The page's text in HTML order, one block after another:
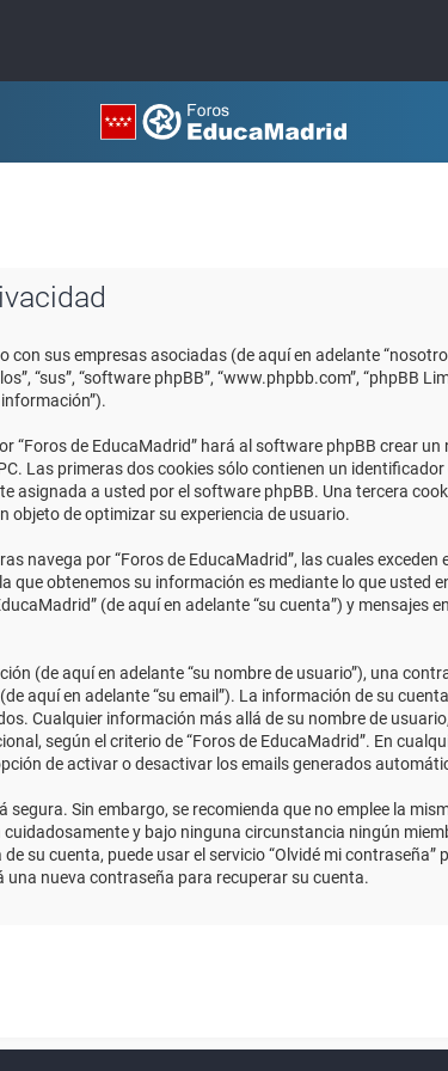
sus empresas asociadas (de aquí en adelante
“sus”, “software phpBB”, “www.phpbb.com”, “phpBB
de EducaMadrid” hará al software phpBB crear
Las primeras dos cookies sólo contienen un
asignada a usted por el software phpBB. Una tercera
objeto de optimizar su experiencia de usuario.
navega por “Foros de EducaMadrid”, las cuales
obtenemos su información es mediante lo que usted
(de aquí en adelante “su cuenta”) y
(de aquí en adelante “su nombre de usuario”), una
aquí en adelante “su email”). La información de su
Cualquier información más allá de su nombre de
según el criterio de “Foros de EducaMadrid”. En
de activar o desactivar los emails generados
Sin embargo, se recomienda que no emplee la
y bajo ninguna circunstancia ningún
su cuenta, puede usar el servicio “Olvidé mi
nueva contraseña para recuperar su cuenta.